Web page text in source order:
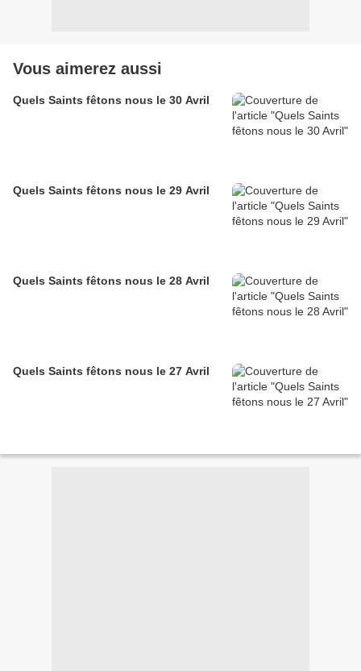
Vous aimerez aussi
Quels Saints fêtons nous le 30 Avril
Quels Saints fêtons nous le 29 Avril
Quels Saints fêtons nous le 28 Avril
Quels Saints fêtons nous le 27 Avril